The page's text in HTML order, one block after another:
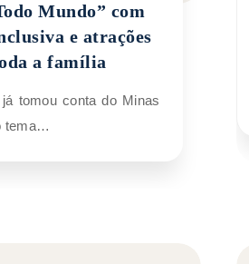
Mundo” com
e atrações
a família
tema…